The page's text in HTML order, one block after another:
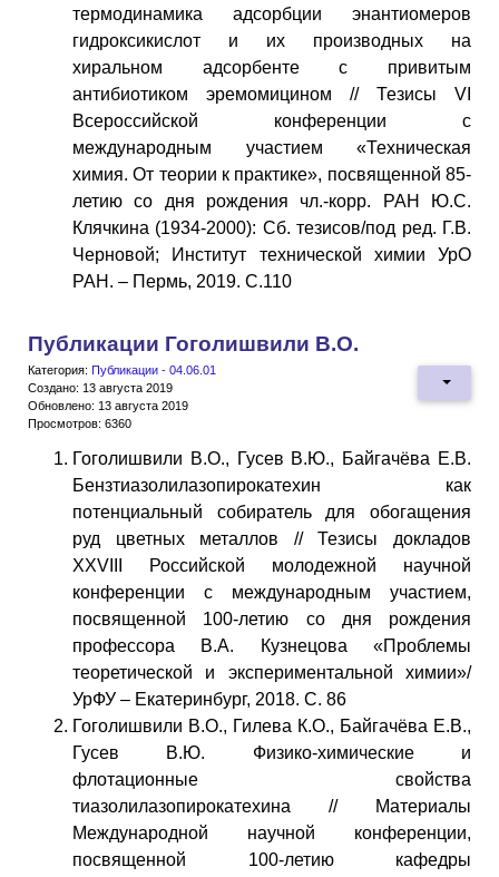
термодинамика адсорбции энантиомеров
гидроксикислот и их производных на
хиральном адсорбенте с привитым
антибиотиком эремомицином // Тезисы VI
Всероссийской конференции с
международным участием «Техническая
химия. От теории к практике», посвященной 85-
летию со дня рождения чл.-корр. РАН Ю.С.
Клячкина (1934-2000): Сб. тезисов/под ред. Г.В.
Черновой; Институт технической химии УрО
РАН. – Пермь, 2019. С.110
Публикации Гоголишвили В.О.
Категория: Публикации - 04.06.01
Создано: 13 августа 2019
Обновлено: 13 августа 2019
Просмотров: 6360
Гоголишвили В.О., Гусев В.Ю., Байгачёва Е.В.
Бензтиазолилазопирокатехин как
потенциальный собиратель для обогащения
руд цветных металлов // Тезисы докладов
XXVIII Российской молодежной научной
конференции с международным участием,
посвященной 100-летию со дня рождения
профессора В.А. Кузнецова «Проблемы
теоретической и экспериментальной химии»/
УрФУ – Екатеринбург, 2018. С. 86
Гоголишвили В.О., Гилева К.О., Байгачёва Е.В.,
Гусев В.Ю. Физико-химические и
флотационные свойства
тиазолилазопирокатехина // Материалы
Международной научной конференции,
посвященной 100-летию кафедры